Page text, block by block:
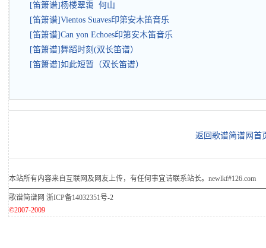
[笛箫谱]杨楼翠霭 何山
[笛箫谱]Vientos Suaves印第安木笛音乐
[笛箫谱]Can yon Echoes印第安木笛音乐
[笛箫谱]舞蹈时刻(双长笛谱）
[笛箫谱]如此短暂（双长笛谱）
返回歌谱简谱网首
本站所有内容来自互联网及网友上传，有任何事宜请联系站长。newlkf#126.com
歌谱简谱网 浙ICP备14032351号-2
©2007-2009